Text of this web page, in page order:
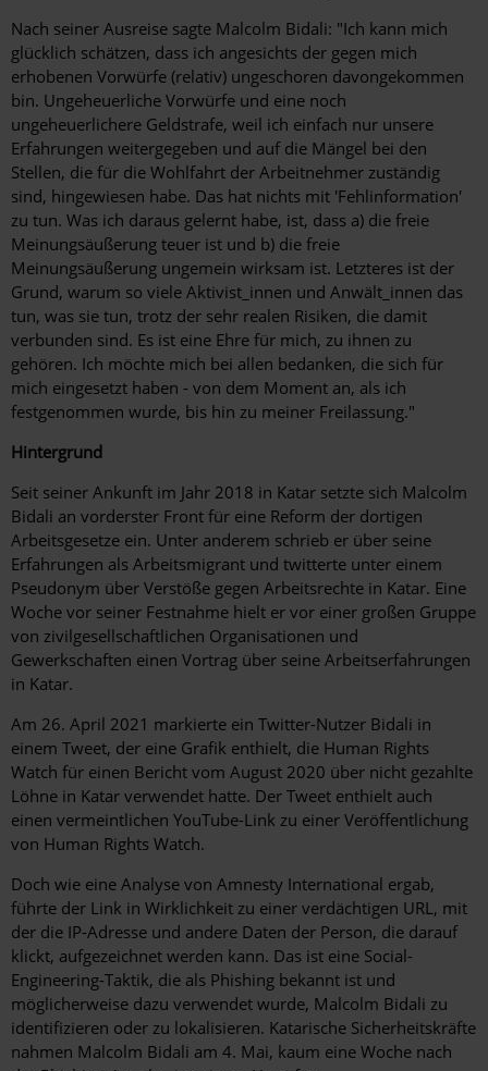
Nach seiner Ausreise sagte Malcolm Bidali: "Ich kann mich
glücklich schätzen, dass ich angesichts der gegen mich
erhobenen Vorwürfe (relativ) ungeschoren davongekommen
bin. Ungeheuerliche Vorwürfe und eine noch
ungeheuerlichere Geldstrafe, weil ich einfach nur unsere
Erfahrungen weitergegeben und auf die Mängel bei den
Stellen, die für die Wohlfahrt der Arbeitnehmer zuständig
sind, hingewiesen habe. Das hat nichts mit 'Fehlinformation'
zu tun. Was ich daraus gelernt habe, ist, dass a) die freie
Meinungsäußerung teuer ist und b) die freie
Meinungsäußerung ungemein wirksam ist. Letzteres ist der
Grund, warum so viele Aktivist_innen und Anwält_innen das
tun, was sie tun, trotz der sehr realen Risiken, die damit
verbunden sind. Es ist eine Ehre für mich, zu ihnen zu
gehören. Ich möchte mich bei allen bedanken, die sich für
mich eingesetzt haben - von dem Moment an, als ich
festgenommen wurde, bis hin zu meiner Freilassung."
Hintergrund
Seit seiner Ankunft im Jahr 2018 in Katar setzte sich Malcolm
Bidali an vorderster Front für eine Reform der dortigen
Arbeitsgesetze ein. Unter anderem schrieb er über seine
Erfahrungen als Arbeitsmigrant und twitterte unter einem
Pseudonym über Verstöße gegen Arbeitsrechte in Katar. Eine
Woche vor seiner Festnahme hielt er vor einer großen Gruppe
von zivilgesellschaftlichen Organisationen und
Gewerkschaften einen Vortrag über seine Arbeitserfahrungen
in Katar.
Am 26. April 2021 markierte ein Twitter-Nutzer Bidali in
einem Tweet, der eine Grafik enthielt, die Human Rights
Watch für einen Bericht vom August 2020 über nicht gezahlte
Löhne in Katar verwendet hatte. Der Tweet enthielt auch
einen vermeintlichen YouTube-Link zu einer Veröffentlichung
von Human Rights Watch.
Doch wie eine Analyse von Amnesty International ergab,
führte der Link in Wirklichkeit zu einer verdächtigen URL, mit
der die IP-Adresse und andere Daten der Person, die darauf
klickt, aufgezeichnet werden kann. Das ist eine Social-
Engineering-Taktik, die als Phishing bekannt ist und
möglicherweise dazu verwendet wurde, Malcolm Bidali zu
identifizieren oder zu lokalisieren. Katarische Sicherheitskräfte
nahmen Malcolm Bidali am 4. Mai, kaum eine Woche nach